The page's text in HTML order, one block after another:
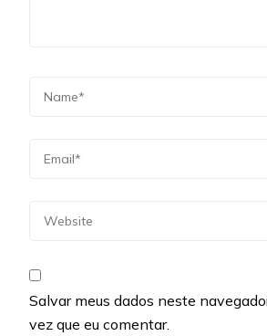
Salvar meus dados neste
vez que eu comentar.